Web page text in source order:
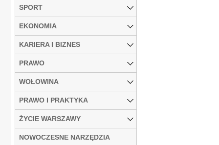
SPORT
EKONOMIA
KARIERA I BIZNES
PRAWO
WOŁOWINA
PRAWO I PRAKTYKA
ŻYCIE WARSZAWY
NOWOCZESNE NARZĘDZIA